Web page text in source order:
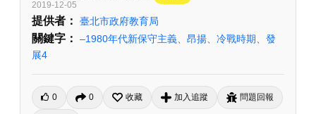
2019-12-05
提供者： 臺北市政府教育局
關鍵字： –1980年代新保守主義 昂揚 冷戰時期
發
展4
0 0 收藏 加入追蹤 問題回報